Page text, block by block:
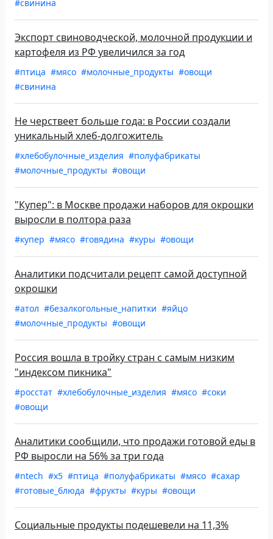
#свинина
Экспорт свиноводческой, молочной продукции и
картофеля из РФ увеличился за год
#птица #мясо #молочные_продукты #овощи
#свинина
Не черствеет больше года: в России создали
уникальный хлеб-долгожитель
#хлебобулочные_изделия #полуфабрикаты
#молочные_продукты #овощи
"Купер": в Москве продажи наборов для окрошки
выросли в полтора раза
#купер #мясо #говядина #куры #овощи
Аналитики подсчитали рецепт самой доступной
окрошки
#атол #безалкогольные_напитки #яйцо
#молочные_продукты #овощи
Россия вошла в тройку стран с самым низким
"индексом пикника"
#росстат #хлебобулочные_изделия #мясо #соки
#овощи
Аналитики сообщили, что продажи готовой еды в
РФ выросли на 56% за три года
#ntech #x5 #птица #полуфабрикаты #мясо #сахар
#готовые_блюда #фрукты #куры #овощи
Социальные продукты подешевели на 11,3%